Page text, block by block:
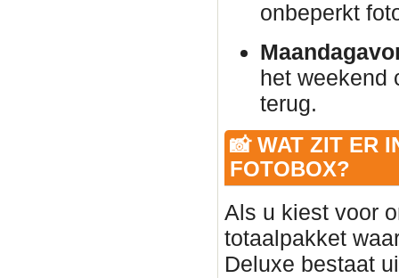
onbeperkt
het weekend
terug.
📸 WAT ZIT ER
FOTOBOX?
Als u kiest voor
totaalpakket
Deluxe bestaat